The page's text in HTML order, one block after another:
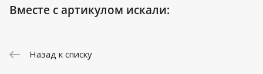
Вместе с артикулом искали:
Назад к списку